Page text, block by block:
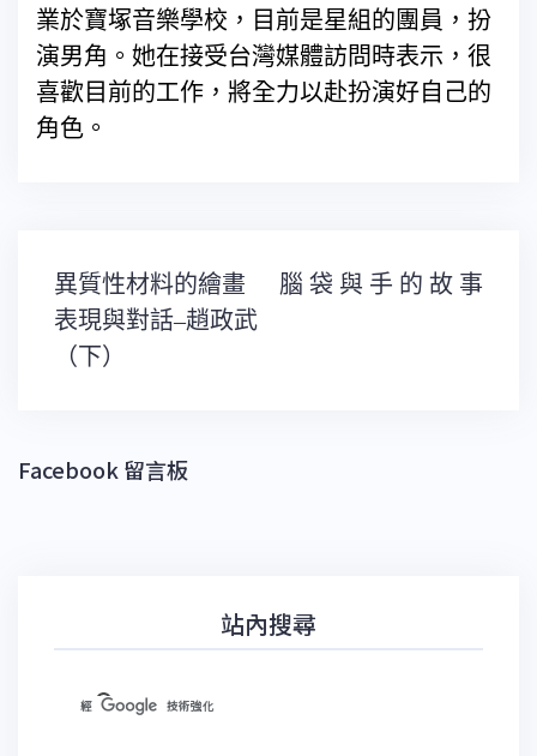
業於寶塚音樂學校，目前是星組的團員，扮
演男角。她在接受台灣媒體訪問時表示，很
喜歡目前的工作，將全力以赴扮演好自己的
角色。
文
章
導
覽
異質性材料的繪畫
表現與對話–趙政武
（下）
腦 袋 與 手 的 故 事
Facebook 留言板
站內搜尋